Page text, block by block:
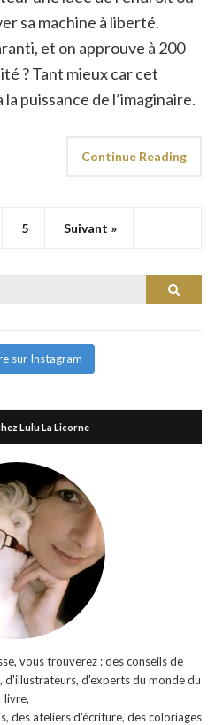
sa machine à liberté.
et on approuve à 200
? Tant mieux car cet
puissance de l’imaginaire.
Continue Reading
5 Suivant »
Search
sur Instagram
Lulu La Licorne
vous trouverez : des conseils de
d'illustrateurs, d'experts du monde du
livre,
des ateliers d'écriture, des coloriages